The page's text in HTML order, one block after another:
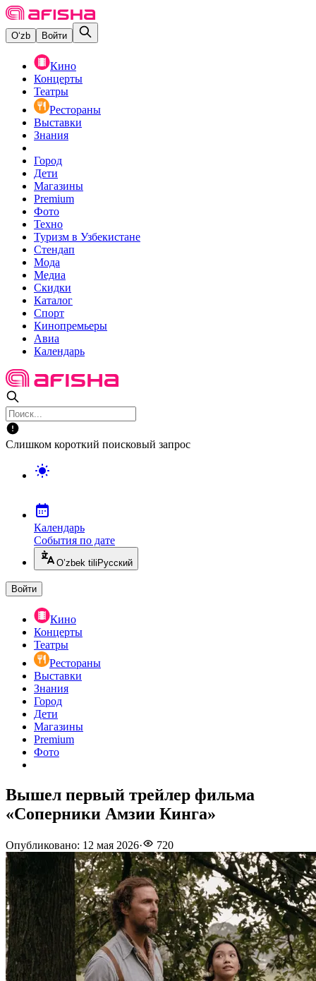
O‘zb Войти
Кино
Концерты
Театры
Рестораны
Выставки
Знания
Город
Дети
Магазины
Premium
Фото
Техно
Туризм в Узбекистане
Стендап
Мода
Медиа
Скидки
Каталог
Спорт
Кинопремьеры
Авиа
Календарь
Слишком короткий поисковый запрос
Календарь
События по дате
O’zbek tili Русский
Войти
Кино
Концерты
Театры
Рестораны
Выставки
Знания
Город
Дети
Магазины
Premium
Фото
Вышел первый трейлер фильма
«Соперники Амзии Кинга»
Опубликовано: 12 мая 2026· 720